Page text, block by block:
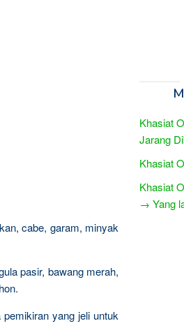
cabe, garam, minyak
pasir, bawang merah,
yang jeli untuk
Khasiat
Jarang
Khasiat
Khasiat
→ Yang